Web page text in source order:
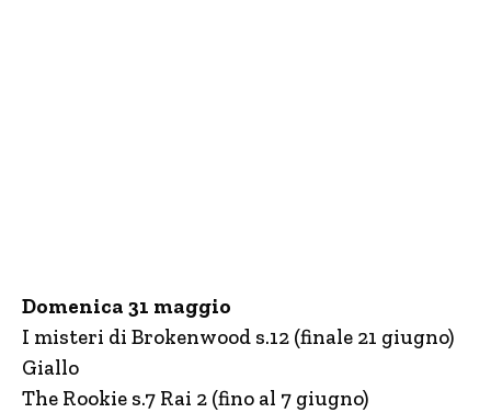
Domenica 31 maggio
I misteri di Brokenwood s.12 (finale 21 giugno)
Giallo
The Rookie s.7 Rai 2 (fino al 7 giugno)